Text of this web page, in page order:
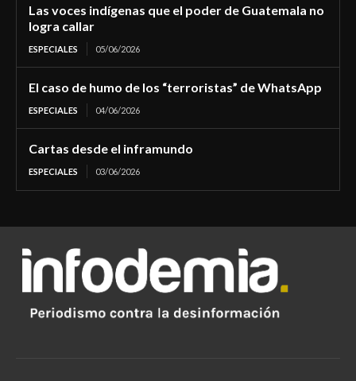
Las voces indígenas que el poder de Guatemala no
logra callar
ESPECIALES 05/06/2026
El caso de humo de los “terroristas” de WhatsApp
ESPECIALES 04/06/2026
Cartas desde el inframundo
ESPECIALES 03/06/2026